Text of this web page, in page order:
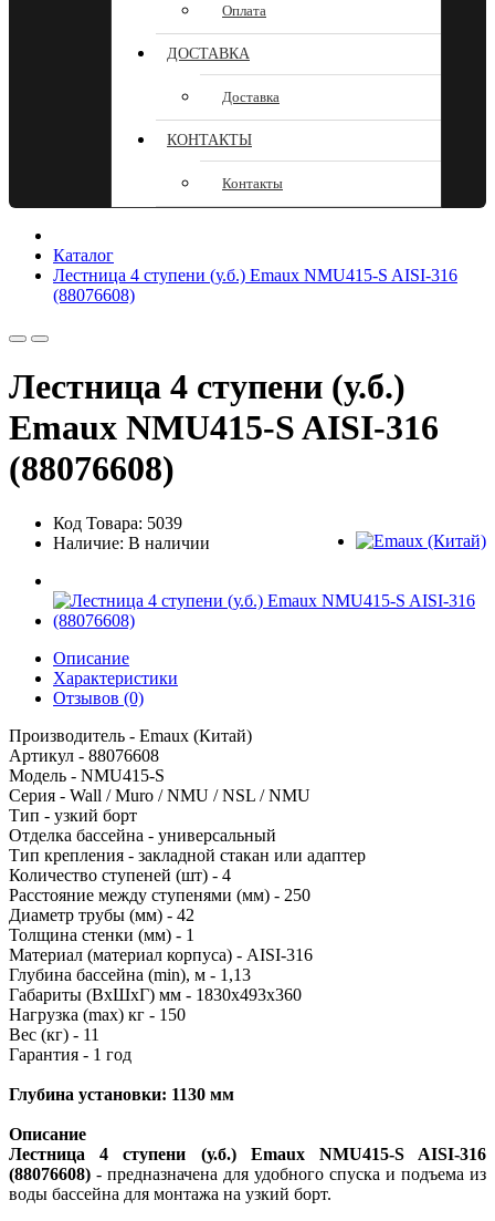
Оплата
ДОСТАВКА
Доставка
КОНТАКТЫ
Контакты
Каталог
Лестница 4 ступени (у.б.) Emaux NMU415-S AISI-316
(88076608)
Лестница 4 ступени (у.б.)
Emaux NMU415-S AISI-316
(88076608)
Код Товара: 5039
Наличие: В наличии
Описание
Характеристики
Отзывов (0)
Производитель - Emaux (Китай)
Артикул - 88076608
Модель - NMU415-S
Серия - Wall / Muro / NMU / NSL / NMU
Тип - узкий борт
Отделка бассейна - универсальный
Тип крепления - закладной стакан или адаптер
Количество ступеней (шт) - 4
Расстояние между ступенями (мм) - 250
Диаметр трубы (мм) - 42
Толщина стенки (мм) - 1
Материал (материал корпуса) - AISI-316
Глубина бассейна (min), м - 1,13
Габариты (ВхШхГ) мм - 1830х493х360
Нагрузка (mах) кг - 150
Вес (кг) - 11
Гарантия - 1 год
Глубина установки: 1130 мм
Описание
Лестница 4 ступени (у.б.) Emaux NMU415-S AISI-316
(88076608) - предназначена для удобного спуска и подъема из
воды бассейна для монтажа на узкий борт.